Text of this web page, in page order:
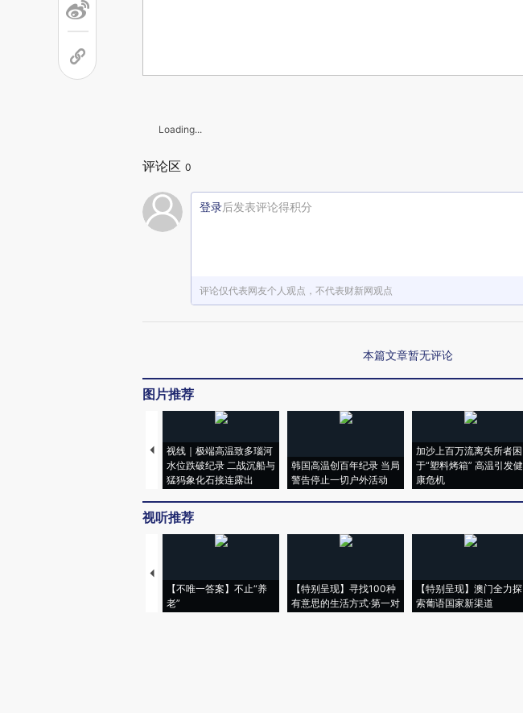
Loading...
评论区 0
登录后发表评论得积分
评论仅代表网友个人观点，不代表财新网观点
本篇文章暂无评论
图片推荐
视线｜极端高温致多瑙河
水位跌破纪录 二战沉船与
猛犸象化石接连露出
韩国高温创百年纪录 当局
警告停止一切户外活动
加沙上百万流离失所者困
于“塑料烤箱” 高温引发健
康危机
视听推荐
【不唯一答案】不止“养
老”
【特别呈现】寻找100种
有意思的生活方式·第一对
【特别呈现】澳门全力探
索葡语国家新渠道